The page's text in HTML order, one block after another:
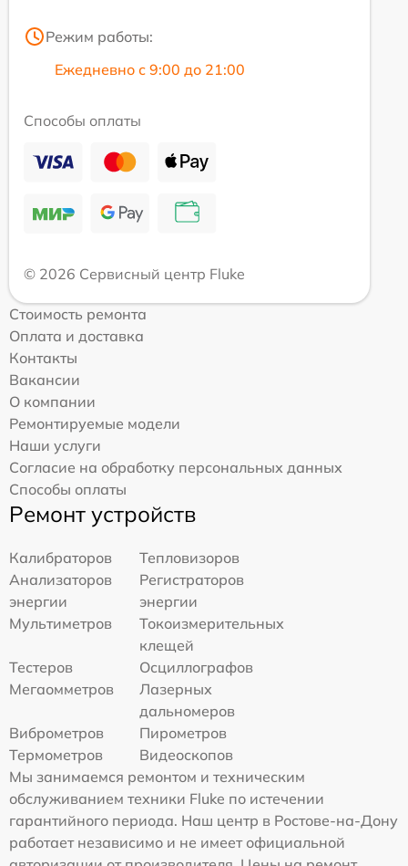
Режим работы:
Ежедневно с 9:00 до 21:00
Способы оплаты
© 2026 Сервисный центр Fluke
Стоимость ремонта
Оплата и доставка
Контакты
Вакансии
О компании
Ремонтируемые модели
Наши услуги
Согласие на обработку персональных данных
Способы оплаты
Ремонт устройств
Калибраторов
Тепловизоров
Анализаторов
энергии
Регистраторов
энергии
Мультиметров
Токоизмерительных
клещей
Тестеров
Осциллографов
Мегаомметров
Лазерных
дальномеров
Виброметров
Пирометров
Термометров
Видеоскопов
Мы занимаемся ремонтом и техническим
обслуживанием техники Fluke по истечении
гарантийного периода. Наш центр в Ростове-на-Дону
работает независимо и не имеет официальной